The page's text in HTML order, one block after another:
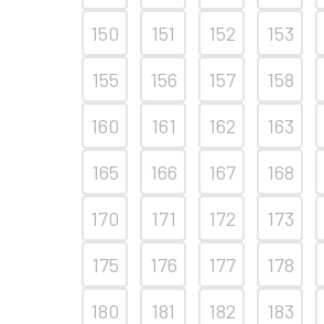
150
151 152 153
155
156 157 158
160
161 162 163
165
166 167 168
170
171 172 173
175
176 177 178
180
181 182 183